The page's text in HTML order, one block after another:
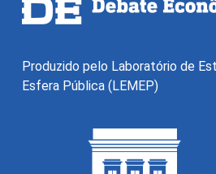
Produzido pelo Laboratório de
Esfera Pública (LEMEP)